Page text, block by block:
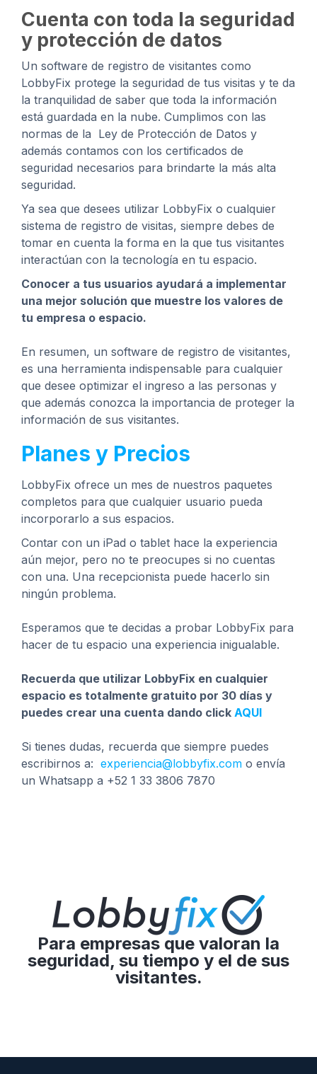
Cuenta con toda la seguridad
y protección de datos
Un software de registro de visitantes como
LobbyFix protege la seguridad de tus visitas y te da
la tranquilidad de saber que toda la información
está guardada en la nube. Cumplimos con las
normas de la Ley de Protección de Datos y
además contamos con los certificados de
seguridad necesarios para brindarte la más alta
seguridad.
Ya sea que desees utilizar LobbyFix o cualquier
sistema de registro de visitas, siempre debes de
tomar en cuenta la forma en la que tus visitantes
interactúan con la tecnología en tu espacio.
Conocer a tus usuarios ayudará a implementar
una mejor solución que muestre los valores de
tu empresa o espacio.
En resumen, un software de registro de visitantes,
es una herramienta indispensable para cualquier
que desee optimizar el ingreso a las personas y
que además conozca la importancia de proteger la
información de sus visitantes.
Planes y Precios
LobbyFix ofrece un mes de nuestros paquetes
completos para que cualquier usuario pueda
incorporarlo a sus espacios.
Contar con un iPad o tablet hace la experiencia
aún mejor, pero no te preocupes si no cuentas
con una. Una recepcionista puede hacerlo sin
ningún problema.
Esperamos que te decidas a probar LobbyFix para
hacer de tu espacio una experiencia inigualable.
Recuerda que utilizar LobbyFix en cualquier
espacio es totalmente gratuito por 30 días y
puedes crear una cuenta dando click AQUI
Si tienes dudas, recuerda que siempre puedes
escribirnos a: experiencia@lobbyfix.com o envía
un Whatsapp a +52 1 33 3806 7870
Para empresas que valoran la
seguridad, su tiempo y el de sus
visitantes.